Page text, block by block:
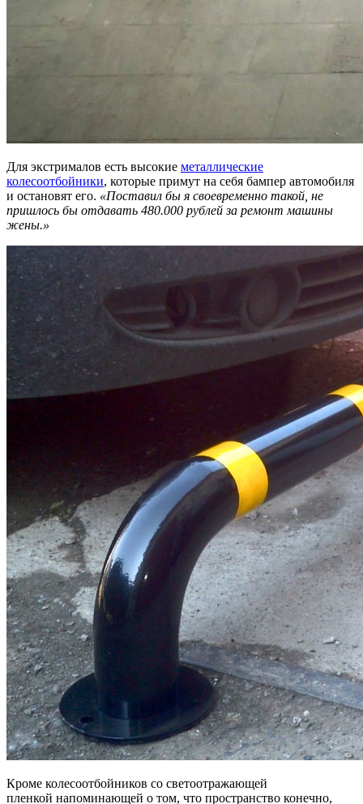
Для экстрималов есть высокие металлические
колесоотбойники, которые примут на себя бампер автомобиля
и остановят его. «Поставил бы я своевременно такой, не
пришлось бы отдавать 480.000 рублей за ремонт машины
жены.»
Кроме колесоотбойников со светоотражающей
пленкой напоминающей о том, что пространство конечно,